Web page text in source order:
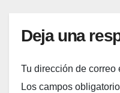
Deja una
Tu dirección de correo
Los campos